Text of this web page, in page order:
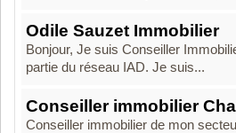
Odile Sauzet Immobilier
Bonjour, Je suis Conseiller
partie du réseau IAD. Je suis...
Conseiller immobilier
Conseiller immobilier de mon